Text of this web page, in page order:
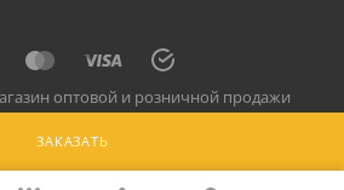
ЗАКАЗАТЬ
оптовой и розничной продажи
предметы сервировки, посуда
кафе и ресторанов.